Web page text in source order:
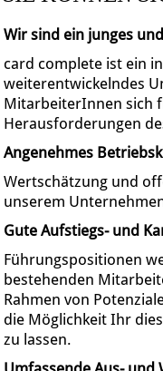
Wir sind ein junges
card complete ist ein
weiterentwickelndes
MitarbeiterInnen sich
Herausforderungen
Angenehmes
Wertschätzung und
unserem
Gute Aufstiegs- und
Führungspositionen
bestehenden
Rahmen von
die Möglichkeit Ihr
zu lassen.